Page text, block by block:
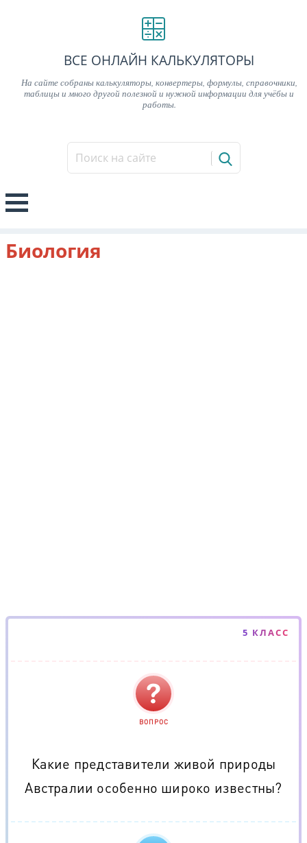
ВСЕ ОНЛАЙН КАЛЬКУЛЯТОРЫ
На сайте собраны калькуляторы, конвертеры, формулы, справочники,
таблицы и много другой полезной и нужной информации для учёбы и
работы.
Биология
5 КЛАСС
ВОПРОС
Какие представители живой природы
Австралии особенно широко известны?